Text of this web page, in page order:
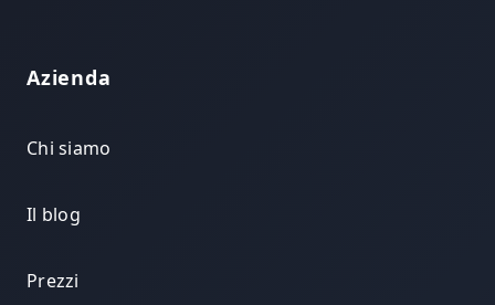
Azienda
Chi siamo
Il blog
Prezzi